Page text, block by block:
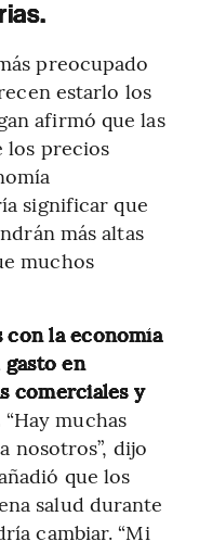
preocupado
estarlo los
afirmó que las
los precios
significar que
más altas
muchos
la economía
en
comerciales y
“Hay muchas
nosotros”, dijo
que los
salud durante
cambiar. “Mi